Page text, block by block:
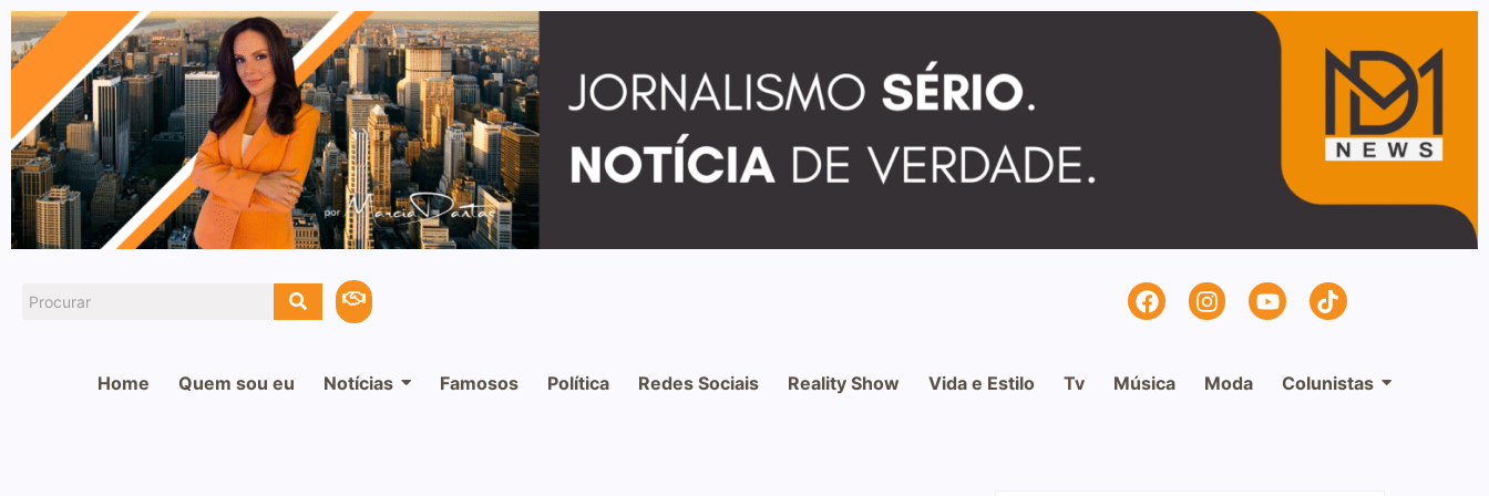
Home Quem sou eu Notícias Famosos Política Redes Sociais Reality Show Vida e Estilo Tv Música Moda Colunistas